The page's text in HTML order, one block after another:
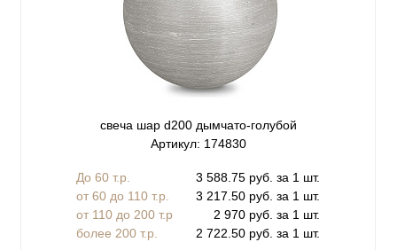
свеча шар d200 дымчато-голубой
Артикул: 174830
До 60 т.р.
3 588.75 руб. за 1 шт.
от 60 до 110 т.р.
3 217.50 руб. за 1 шт.
от 110 до 200 т.р
2 970 руб. за 1 шт.
более 200 т.р.
2 722.50 руб. за 1 шт.